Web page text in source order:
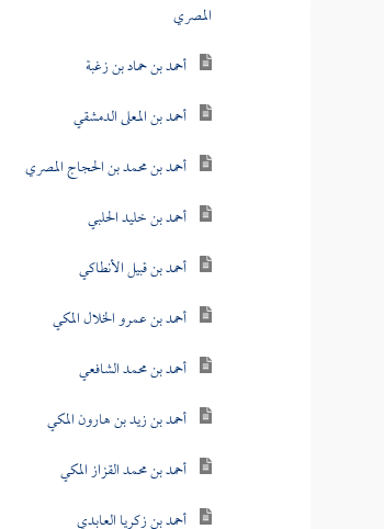
المصري
أحمد بن حماد بن زغبة
أحمد بن المعلى الدمشقي
أحمد بن محمد بن الحجاج المصري
أحمد بن خليد الحلبي
أحمد بن قبيل الأنطاكي
أحمد بن عمرو الخلال المكي
أحمد بن محمد الشافعي
أحمد بن زيد بن هارون المكي
أحمد بن محمد القزاز المكي
أحمد بن زكريا العابدي